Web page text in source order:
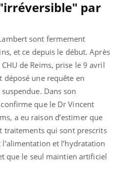
par
sont fermement
et ce depuis le début. Après
de Reims, prise le 9 avril
déposé une requête en
Dans son
que le Dr Vincent
a eu raison d’estimer que
traitements qui sont prescrits
et l’hydratation
que le seul maintien artificiel